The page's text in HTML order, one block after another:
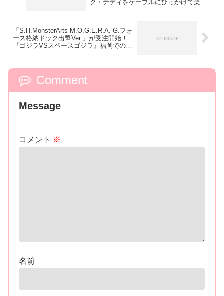
ク・テディをケーブルにひっかけて楽し
「S.H.MonsterArts M.O.G.E.R.A. G.フォ
ース格納ドック出撃Ver.」が受注開始！
『ゴジラVSスペースゴジラ』福岡での夜
Comment
Message
コメント ※
名前